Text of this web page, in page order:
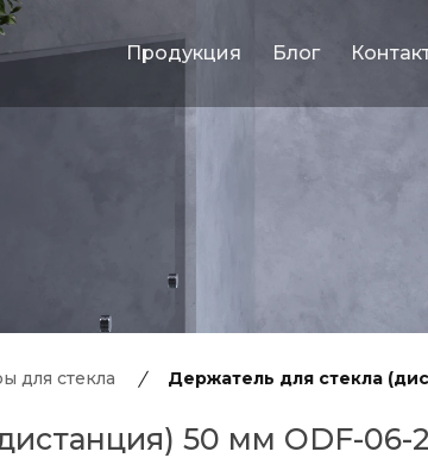
Продукция Блог
для стекла Держатель для стекла
50 мм ODF-06-